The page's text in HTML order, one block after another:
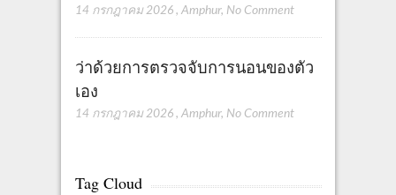
14 กรกฎาคม 2026 , Amphur, No Comment
ว่าด้วยการตรวจจับการนอนของตัว
เอง
14 กรกฎาคม 2026 , Amphur, No Comment
Tag Cloud